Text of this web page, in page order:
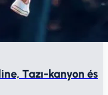
Tazı-kanyon és